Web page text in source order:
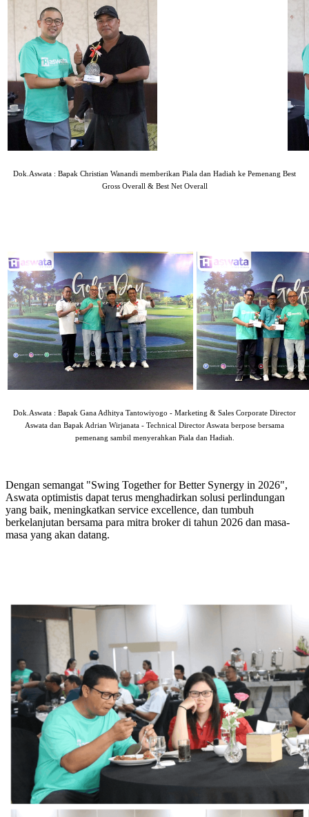
Dok.Aswata : Bapak Christian Wanandi memberikan Piala dan Hadiah ke Pemenang Best
Gross Overall & Best Net Overall
Dok.Aswata : Bapak Gana Adhitya Tantowiyogo - Marketing & Sales Corporate Director
Aswata dan Bapak Adrian Wirjanata - Technical Director Aswata berpose bersama
pemenang sambil menyerahkan Piala dan Hadiah.
Dengan semangat "Swing Together for Better Synergy in 2026",
Aswata optimistis dapat terus menghadirkan solusi perlindungan
yang baik, meningkatkan service excellence, dan tumbuh
berkelanjutan bersama para mitra broker di tahun 2026 dan masa-
masa yang akan datang.